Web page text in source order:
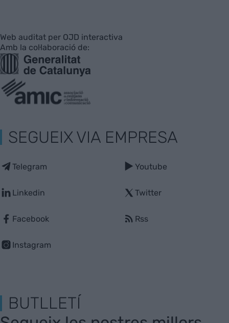
Web auditat per OJD interactiva
Amb la col·laboració de:
SEGUEIX VIA EMPRESA
Telegram
Linkedin
Facebook
Instagram
Youtube
Twitter
Rss
BUTLLETÍ